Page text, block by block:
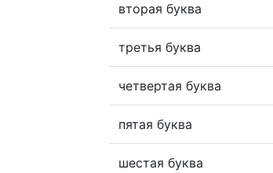
вторая буква
третья буква
четвертая буква
пятая буква
шестая буква